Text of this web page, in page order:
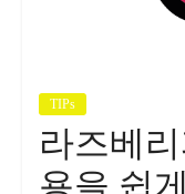
TIPs
라즈베
용을 쉽